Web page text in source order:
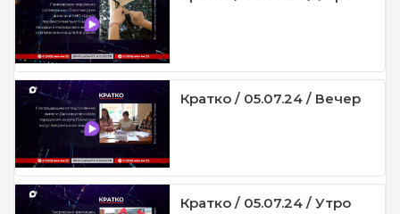
Кратко / 05.07.24 / Вечер
Кратко / 05.07.24 / Утро